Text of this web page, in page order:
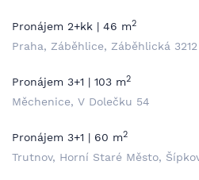
Pronájem 2+kk | 46 m2
Praha, Záběhlice, Záběhlická 3212
Pronájem 3+1 | 103 m2
Měchenice, V Dolečku 54
Pronájem 3+1 | 60 m2
Trutnov, Horní Staré Město,